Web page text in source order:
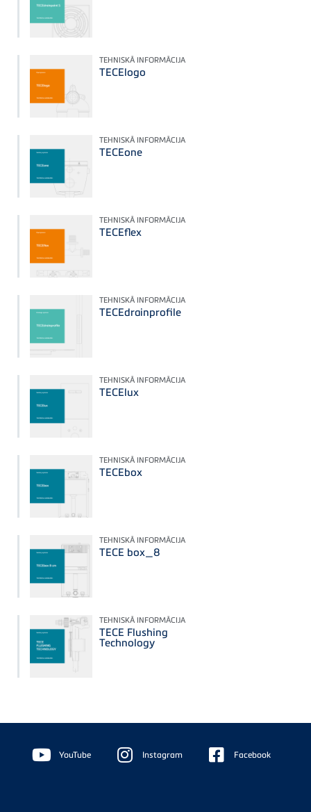
TEHNISKĀ INFORMĀCIJA
TECElogo
TEHNISKĀ INFORMĀCIJA
TECEone
TEHNISKĀ INFORMĀCIJA
TECEflex
TEHNISKĀ INFORMĀCIJA
TECEdrainprofile
TEHNISKĀ INFORMĀCIJA
TECElux
TEHNISKĀ INFORMĀCIJA
TECEbox
TEHNISKĀ INFORMĀCIJA
TECE box_8
TEHNISKĀ INFORMĀCIJA
TECE Flushing
Technology
Floating
Sidebar YouTube Instagram Facebook